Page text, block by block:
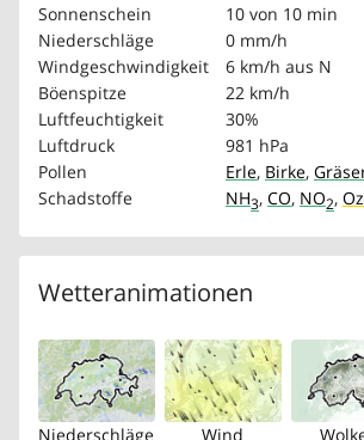
Sonnenschein
10 von 10 min
Niederschläge
0 mm/h
Windgeschwindigkeit
6 km/h aus N
Böenspitze
22 km/h
Luftfeuchtigkeit
30%
Luftdruck
981 hPa
Pollen
Erle, Birke,
Schadstoffe
NH3, CO, NO2,
Wetteranimationen
Niederschläge Wind